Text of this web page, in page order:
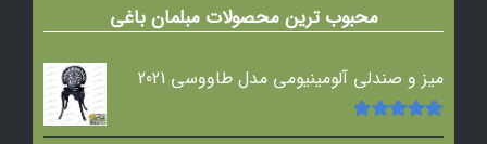
محبوب ترین محصولات مبلمان باغی
میز و صندلی آلومینیومی مدل طاووسی 2021
امتیاز5.00از